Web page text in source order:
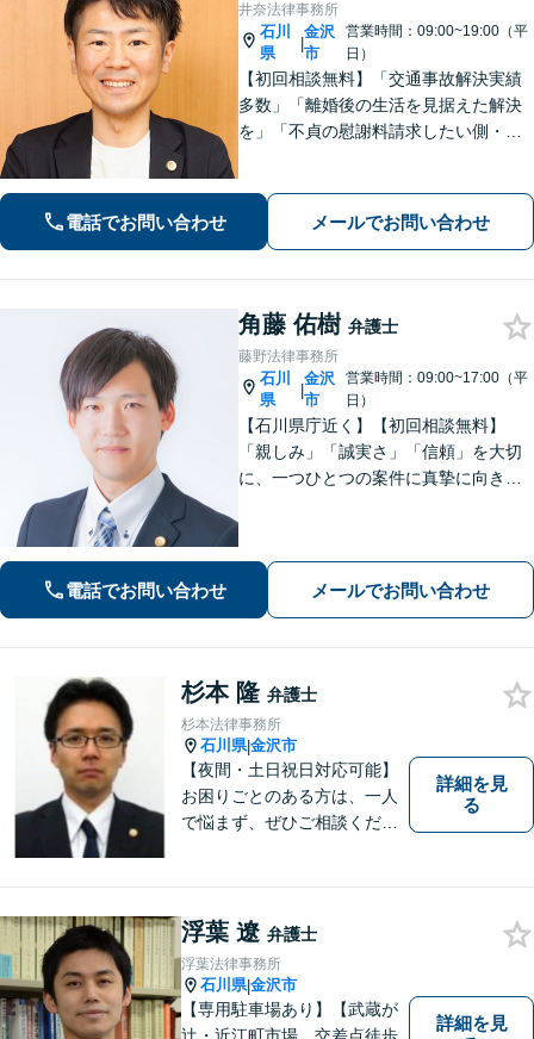
井奈法律事務所
石川
県
|
金沢
市
営業時間：09:00~19:00（平
日）
【初回相談無料】「交通事故解決実績
多数」「離婚後の生活を見据えた解決
を」「不貞の慰謝料請求したい側・さ
さい」「相続問題に関する解決実績が
豊富」【完全個室】【子連れ相談可】
電話でお問い合わせ メールでお問い合わせ
角藤 佑樹 弁護士
藤野法律事務所
石川
県
|
金沢
市
営業時間：09:00~17:00（平
日）
【石川県庁近く】【初回相談無料】
「親しみ」「誠実さ」「信頼」を大切
に、一つひとつの案件に真摯に向き合
すく説明しますので、安心してご相談
ください。
電話でお問い合わせ メールでお問い合わせ
杉本 隆 弁護士
杉本法律事務所
石川県|金沢市
【夜間・土日祝日対応可能】
お困りごとのある方は、一人
で悩まず、ぜひご相談くださ
円(税込））
詳細を見
る
浮葉 遼 弁護士
浮葉法律事務所
石川県|金沢市
【専用駐車場あり】【武蔵が
詳細を見